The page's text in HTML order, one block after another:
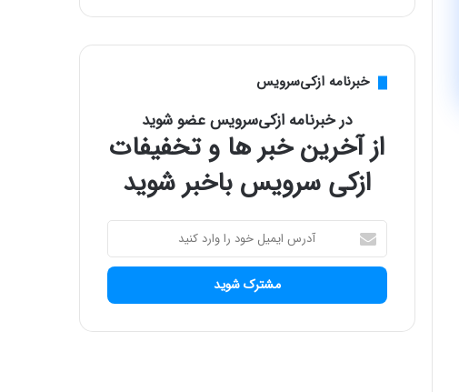
خبرنامه ازکی‌سرویس
در خبرنامه ازکی‌سرویس عضو شوید
از آخرین خبر ها و تخفیفات
ازکی سرویس باخبر شوید
ر
ا